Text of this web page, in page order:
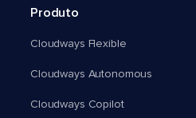
Produto
Cloudways Flexible
Cloudways Autonomous
Cloudways Copilot